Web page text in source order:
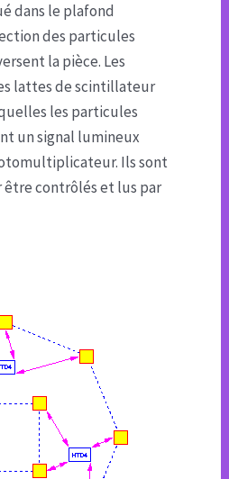
dans le plafond
des particules
la pièce. Les
lattes de scintillateur
les particules
un signal lumineux
Ils sont
être contrôlés et lus par